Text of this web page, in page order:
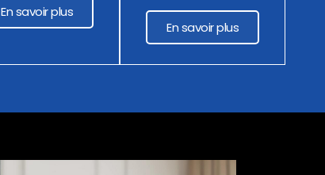
En savoir plus
En savoir plus